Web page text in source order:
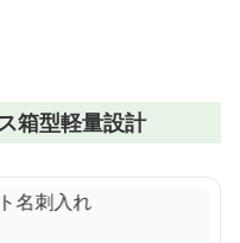
箱型軽量設計